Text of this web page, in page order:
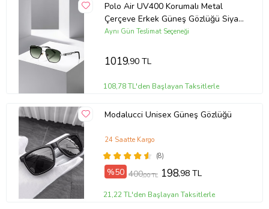
Polo Air UV400 Korumalı Metal
Çerçeve Erkek Güneş Gözlüğü Siyah
Gümüş Yeşil Renk PLG-2118C4
Aynı Gün Teslimat Seçeneği
1019,90 TL
108,78 TL'den Başlayan Taksitlerle
Modalucci Unisex Güneş Gözlüğü
(8)
24 Saatte Kargo
%50 400,00 TL 198,98 TL
21,22 TL'den Başlayan Taksitlerle